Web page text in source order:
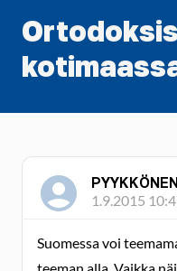
1.9.2015
Suomessa voi